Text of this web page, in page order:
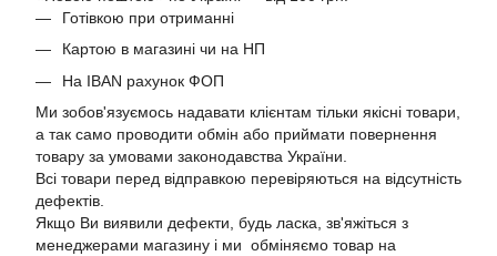
Готівкою при отриманні
Картою в магазині чи на НП
На IBAN рахунок ФОП
Ми зобов'язуємось надавати клієнтам тільки якісні товари,
а так само проводити обмін або приймати повернення
товару за умовами законодавства України.
Всі товари перед відправкою перевіряються на відсутність
дефектів.
Якщо Ви виявили дефекти, будь ласка, зв'яжіться з
менеджерами магазину і ми обміняємо товар на